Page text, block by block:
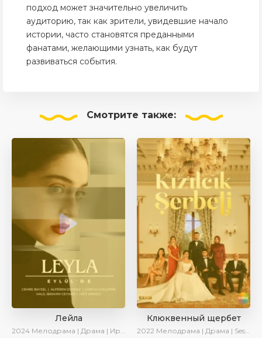
подход может значительно увеличить
аудиторию, так как зрители, увидевшие начало
истории, часто становятся преданными
фанатами, желающими узнать, как будут
развиваться события.
Смотрите также:
Лейла
2024 Мелодрама | Драма | Ирина Котова | AveTurk | AlisaDirilis | Сериалы 2024
Клюквенный щербет
2022 Мелодрама | Драма | SesDizi